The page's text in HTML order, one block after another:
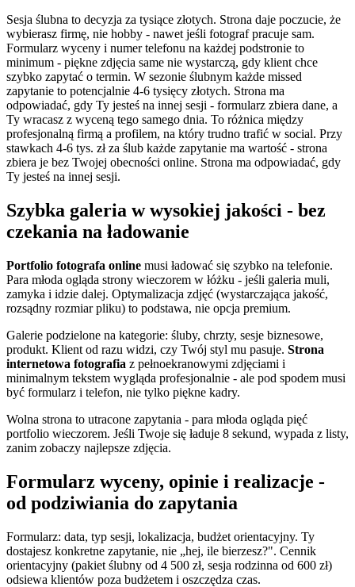
Sesja ślubna to decyzja za tysiące złotych. Strona daje poczucie, że
wybierasz firmę, nie hobby - nawet jeśli fotograf pracuje sam.
Formularz wyceny i numer telefonu na każdej podstronie to
minimum - piękne zdjęcia same nie wystarczą, gdy klient chce
szybko zapytać o termin. W sezonie ślubnym każde missed
zapytanie to potencjalnie 4-6 tysięcy złotych. Strona ma
odpowiadać, gdy Ty jesteś na innej sesji - formularz zbiera dane, a
Ty wracasz z wyceną tego samego dnia. To różnica między
profesjonalną firmą a profilem, na który trudno trafić w social. Przy
stawkach 4-6 tys. zł za ślub każde zapytanie ma wartość - strona
zbiera je bez Twojej obecności online. Strona ma odpowiadać, gdy
Ty jesteś na innej sesji.
Szybka galeria w wysokiej jakości - bez
czekania na ładowanie
Portfolio fotografa online musi ładować się szybko na telefonie.
Para młoda ogląda strony wieczorem w łóżku - jeśli galeria muli,
zamyka i idzie dalej. Optymalizacja zdjęć (wystarczająca jakość,
rozsądny rozmiar pliku) to podstawa, nie opcja premium.
Galerie podzielone na kategorie: śluby, chrzty, sesje biznesowe,
produkt. Klient od razu widzi, czy Twój styl mu pasuje. Strona
internetowa fotografia z pełnoekranowymi zdjęciami i
minimalnym tekstem wygląda profesjonalnie - ale pod spodem musi
być formularz i telefon, nie tylko piękne kadry.
Wolna strona to utracone zapytania - para młoda ogląda pięć
portfolio wieczorem. Jeśli Twoje się ładuje 8 sekund, wypada z listy,
zanim zobaczy najlepsze zdjęcia.
Formularz wyceny, opinie i realizacje -
od podziwiania do zapytania
Formularz: data, typ sesji, lokalizacja, budżet orientacyjny. Ty
dostajesz konkretne zapytanie, nie „hej, ile bierzesz?". Cennik
orientacyjny (pakiet ślubny od 4 500 zł, sesja rodzinna od 600 zł)
odsiewa klientów poza budżetem i oszczędza czas.